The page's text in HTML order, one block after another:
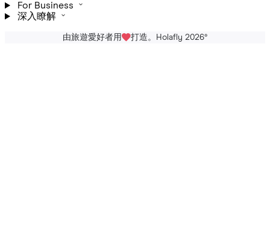
For Business
深入瞭解
由旅遊愛好者用 打造。Holafly 2026®